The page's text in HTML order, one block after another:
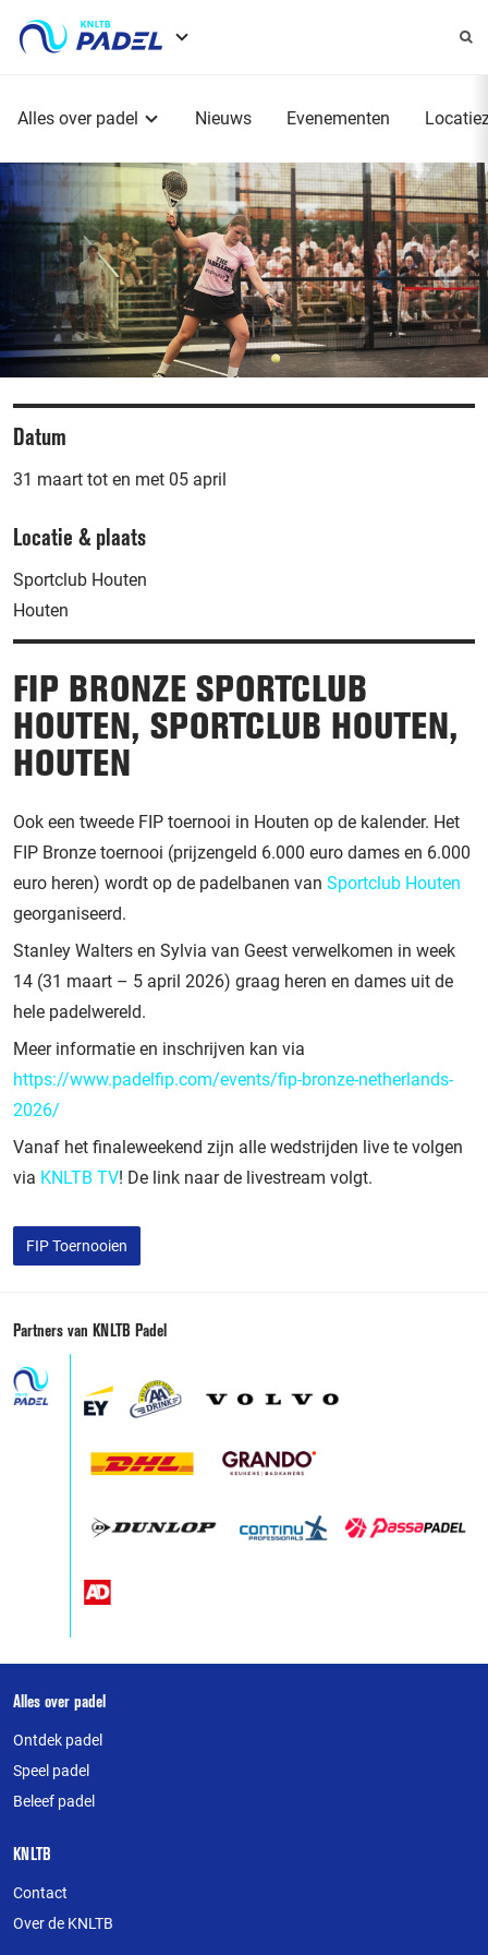
Alles over padel Nieuws Evenementen
Datum
31 maart tot en met 05 april
Locatie & plaats
Sportclub Houten
Houten
FIP BRONZE SPORTCLUB
HOUTEN, SPORTCLUB HOUTEN,
HOUTEN
Ook een tweede FIP toernooi in Houten op de kalender. Het
FIP Bronze toernooi (prijzengeld 6.000 euro dames en 6.000
euro heren) wordt op de padelbanen van Sportclub Houten
georganiseerd.
Stanley Walters en Sylvia van Geest verwelkomen in week
14 (31 maart – 5 april 2026) graag heren en dames uit de
hele padelwereld.
Meer informatie en inschrijven kan via
https://www.padelfip.com/events/fip-bronze-netherlands-
2026/
Vanaf het finaleweekend zijn alle wedstrijden live te volgen
via KNLTB TV! De link naar de livestream volgt.
FIP Toernooien
Partners van KNLTB Padel
Over
deze
website
Alles over padel
Ontdek padel
Speel padel
Beleef padel
KNLTB
Contact
Over de KNLTB